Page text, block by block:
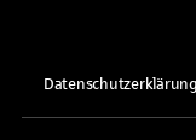
Datenschutzerklärung